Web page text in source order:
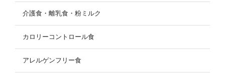
介護食・離乳食・粉ミルク
カロリーコントロール食
アレルゲンフリー食